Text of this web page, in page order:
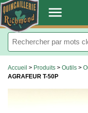
. menu
Accueil > Produits > Outils >
AGRAFEUR T-50P